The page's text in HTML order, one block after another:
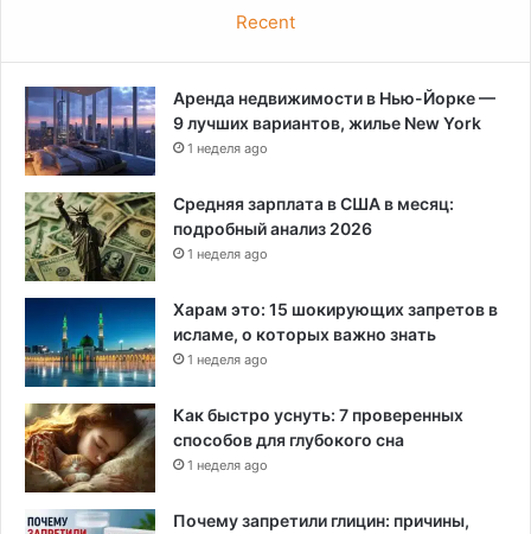
Recent
Аренда недвижимости в Нью-Йорке —
9 лучших вариантов, жилье New York
1 неделя ago
Средняя зарплата в США в месяц:
подробный анализ 2026
1 неделя ago
Харам это: 15 шокирующих запретов в
исламе, о которых важно знать
1 неделя ago
Как быстро уснуть: 7 проверенных
способов для глубокого сна
1 неделя ago
Почему запретили глицин: причины,